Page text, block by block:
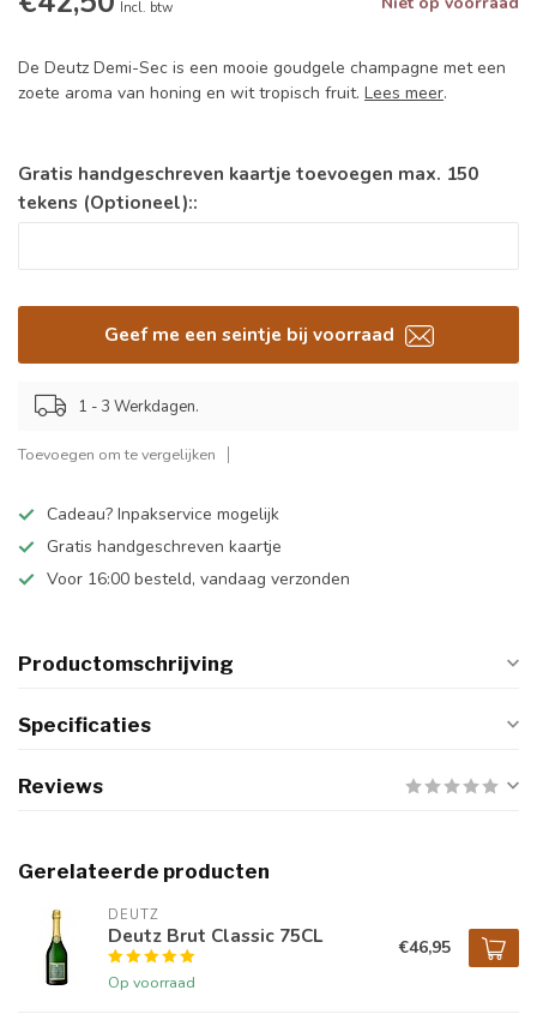
Incl. btw
De Deutz Demi-Sec is een mooie goudgele champagne met een
zoete aroma van honing en wit tropisch fruit. Lees meer.
Gratis handgeschreven kaartje toevoegen max. 150
tekens (Optioneel)::
Geef me een seintje bij voorraad
1 - 3 Werkdagen.
Toevoegen om te vergelijken
Cadeau? Inpakservice mogelijk
Gratis handgeschreven kaartje
Voor 16:00 besteld, vandaag verzonden
Productomschrijving
Specificaties
Reviews
Gerelateerde producten
DEUTZ
Deutz Brut Classic 75CL
Op voorraad
€46,95